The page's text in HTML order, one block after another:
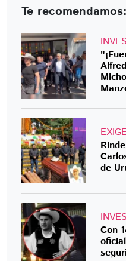
Te recomendamos:
de
Con